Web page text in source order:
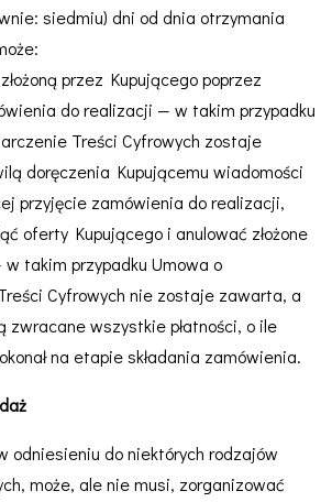
siedmiu) dni od dnia otrzymania
przez Kupującego poprzez
do realizacji — w takim przypadku
Treści Cyfrowych zostaje
doręczenia Kupującemu wiadomości
przyjęcie zamówienia do realizacji,
oferty Kupującego i anulować złożone
takim przypadku Umowa o
Cyfrowych nie zostaje zawarta, a
zwracane wszystkie płatności, o ile
na etapie składania zamówienia.
odniesieniu do niektórych rodzajów
może, ale nie musi, zorganizować